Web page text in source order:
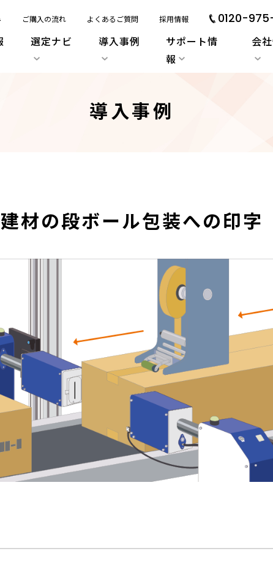
ご購入の流れ よくあるご質問 採用情報 0120-
選定ナビ 導入事例
サポート情
報
会
導入事例
建材の段ボール包装への印字